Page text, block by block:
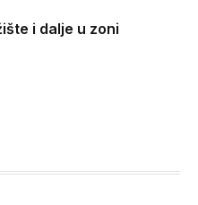
i dalje u zoni